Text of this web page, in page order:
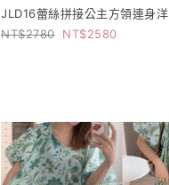
JLD16蕾絲拼接公主方領連身洋
2780
2580